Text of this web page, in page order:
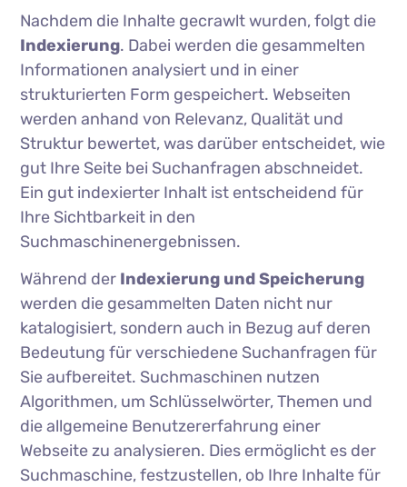
Nachdem die Inhalte gecrawlt wurden, folgt die
Indexierung. Dabei werden die gesammelten
Informationen analysiert und in einer
strukturierten Form gespeichert. Webseiten
werden anhand von Relevanz, Qualität und
Struktur bewertet, was darüber entscheidet, wie
gut Ihre Seite bei Suchanfragen abschneidet.
Ein gut indexierter Inhalt ist entscheidend für
Ihre Sichtbarkeit in den
Suchmaschinenergebnissen.
Während der Indexierung und Speicherung
werden die gesammelten Daten nicht nur
katalogisiert, sondern auch in Bezug auf deren
Bedeutung für verschiedene Suchanfragen für
Sie aufbereitet. Suchmaschinen nutzen
Algorithmen, um Schlüsselwörter, Themen und
die allgemeine Benutzererfahrung einer
Webseite zu analysieren. Dies ermöglicht es der
Suchmaschine, festzustellen, ob Ihre Inhalte für